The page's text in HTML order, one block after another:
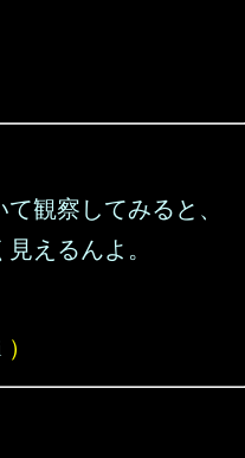
観察してみると、
えるんよ。
）